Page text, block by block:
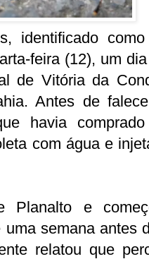
identificado
feira (12), um
de Vitória da
Antes de
havia
com água e
Planalto e
semana antes
relatou que